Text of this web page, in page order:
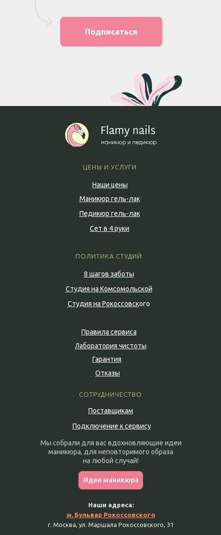
Подписаться
Поставщикам
СОТРУДНИЧЕСТВО
Мы собрали для вас вдохновляющие идеи
маникюра, для неповторимого образа
на любой случай!
Идеи маникюра
Наши цены
Маникюр гель-лак
Педикюр гель-лак
Сет в 4 руки
ЦЕНЫ И УСЛУГИ
Наши адреса:
м. Бульвар Рокоссовского
г. Москва, ул. Маршала Рокоссовского, 31
Подключение к сервису
8 шагов заботы
Студия на Комсомольской
Студия на Рокоссовского
Правила сервиса
Отказы
ПОЛИТИКА СТУДИЙ
Лаборатория чистоты
Гарантия